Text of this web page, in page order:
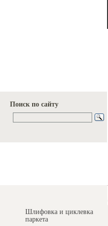
Поиск по сайту
Шлифовка и циклевка
паркета